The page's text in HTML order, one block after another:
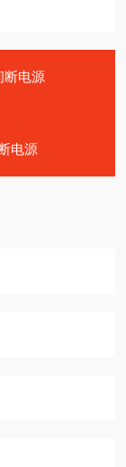
断电源
电源